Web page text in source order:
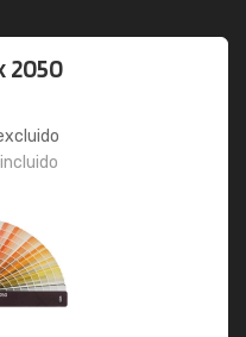
2050
incluido